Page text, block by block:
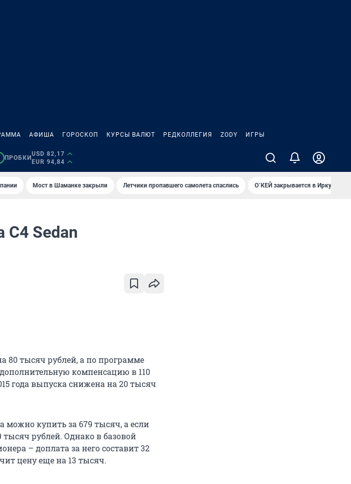
АФИША ГОРОСКОП КУРСЫ ВАЛЮТ РЕДКОЛЛЕГИЯ ZODY ИГРЫ
ПРОБКИ
USD 82,17
EUR 94,84
Мост в Шаманке закрыли Летчики пропавшего самолета спаслись О`КЕЙ закрывается в Иркутске
C4 Sedan
80 тысяч рублей, а по программе
компенсацию в 110
года выпуска снижена на 20 тысяч
можно купить за 679 тысяч, а если
рублей. Однако в базовой
– доплата за него составит 32
цену еще на 13 тысяч.